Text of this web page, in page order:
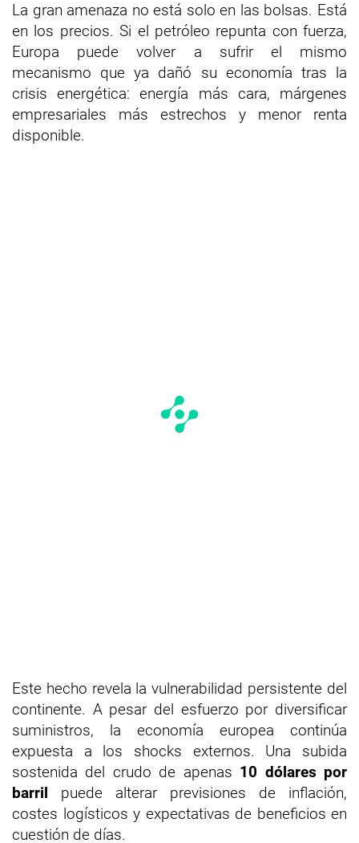
La gran amenaza no está solo en las bolsas. Está
en los precios. Si el petróleo repunta con fuerza,
Europa puede volver a sufrir el mismo
mecanismo que ya dañó su economía tras la
crisis energética: energía más cara, márgenes
empresariales más estrechos y menor renta
disponible.
Este hecho revela la vulnerabilidad persistente del
continente. A pesar del esfuerzo por diversificar
suministros, la economía europea continúa
expuesta a los shocks externos. Una subida
sostenida del crudo de apenas 10 dólares por
barril puede alterar previsiones de inflación,
costes logísticos y expectativas de beneficios en
cuestión de días.